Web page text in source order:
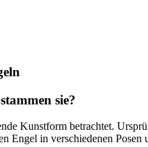
sie?
Kunstform betrachtet.
Engel in verschiedenen Posen